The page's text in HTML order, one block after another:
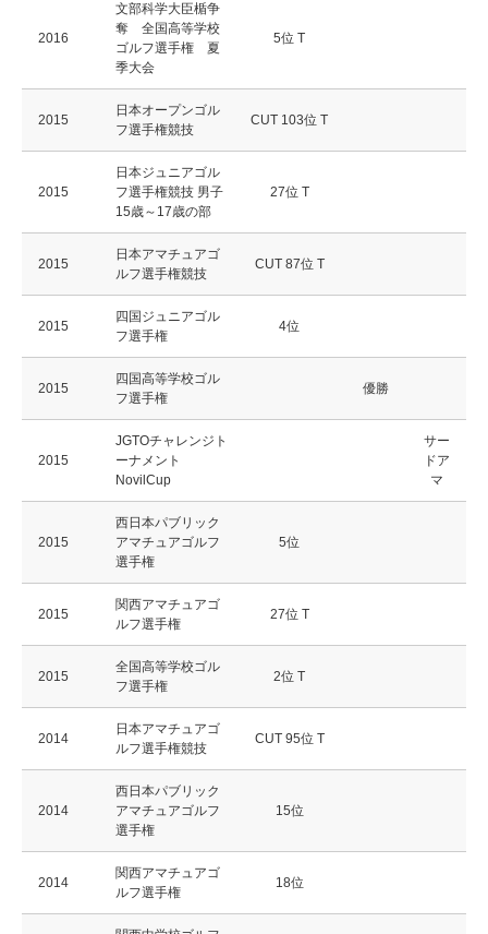
2016
文部科学大臣楯争
奪 全国高等学校
ゴルフ選手権 夏
季大会
5位 T
2015
日本オープンゴル
フ選手権競技
CUT 103位 T
2015
日本ジュニアゴル
フ選手権競技 男子
15歳～17歳の部
27位 T
2015
日本アマチュアゴ
ルフ選手権競技
CUT 87位 T
2015
四国ジュニアゴル
フ選手権
4位
2015
四国高等学校ゴル
フ選手権
優勝
2015
JGTOチャレンジト
ーナメント
NovilCup
サー
ドア
マ
2015
西日本パブリック
アマチュアゴルフ
選手権
5位
2015
関西アマチュアゴ
ルフ選手権
27位 T
2015
全国高等学校ゴル
フ選手権
2位 T
2014
日本アマチュアゴ
ルフ選手権競技
CUT 95位 T
2014
西日本パブリック
アマチュアゴルフ
選手権
15位
2014
関西アマチュアゴ
ルフ選手権
18位